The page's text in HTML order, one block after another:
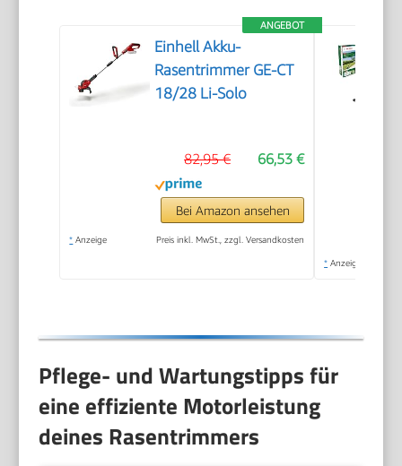
ANGEBOT
Einhell Akku-
Rasentrimmer GE-CT
18/28 Li-Solo
66,53 €
82,95 €
Bei Amazon ansehen
* Anzeige Preis inkl. MwSt., zzgl. Versandkosten
* Anzeige
Pflege- und Wartungstipps für
eine effiziente Motorleistung
deines Rasentrimmers